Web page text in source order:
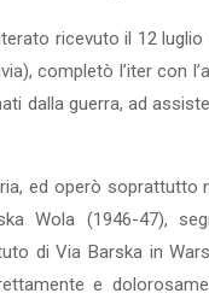
ricevuto il 12
completò l’iter con
dalla guerra, ad
ed operò
Wola (1946-47),
di Via Barska in
e